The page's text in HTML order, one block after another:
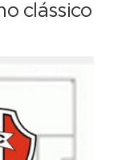
clássico